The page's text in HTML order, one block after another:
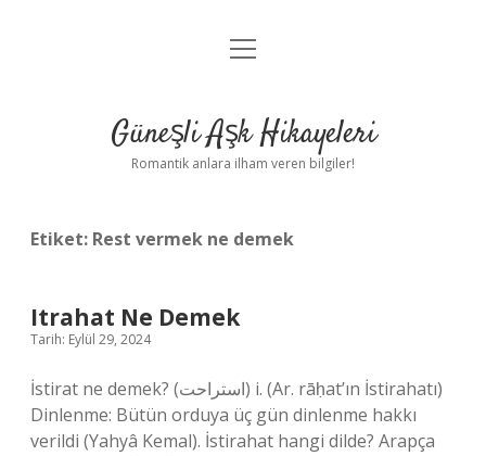
Anasayfa
Yasal Uyarı
menüyü
Güneşli Aşk Hikayeleri
Romantik anlara ilham veren bilgiler!
Etiket: Rest vermek ne demek
Itrahat Ne Demek
Tarih: Eylül 29, 2024
İstirat ne demek? (ﺍﺳﺘﺮﺍﺣﺖ) i. (Ar. rāḥat’ın İstirahatı)
Dinlenme: Bütün orduya üç gün dinlenme hakkı
verildi (Yahyâ Kemal). İstirahat hangi dilde? Arapça